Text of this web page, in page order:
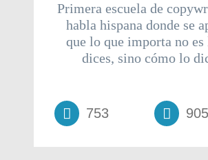
Primera escuela de
habla hispana donde se
que lo que importa no es
dices, sino cómo lo
753